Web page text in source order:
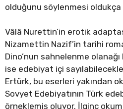
olduğunu söylenmesi oldukça
Vâlâ Nurettin’in erotik
Nizamettin Nazif’in tarihi
Dino’nun sahnelenme
ise edebiyat içi
Ertürk, bu eserleri yakından
Sovyet Edebiyatının Türk
örneklemiş oluyor. İlginç